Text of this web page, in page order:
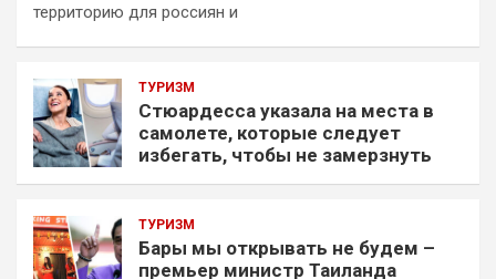
территорию для россиян и
ТУРИЗМ
Стюардесса указала на места в
самолете, которые следует
избегать, чтобы не замерзнуть
ТУРИЗМ
Бары мы открывать не будем –
премьер министр Таиланда